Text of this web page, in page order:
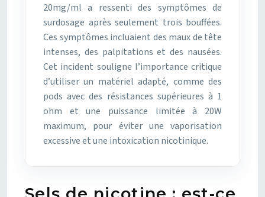
20mg/ml a ressenti des symptômes de
surdosage après seulement trois bouffées.
Ces symptômes incluaient des maux de tête
intenses, des palpitations et des nausées.
Cet incident souligne l’importance critique
d’utiliser un matériel adapté, comme des
pods avec des résistances supérieures à 1
ohm et une puissance limitée à 20W
maximum, pour éviter une vaporisation
excessive et une intoxication nicotinique.